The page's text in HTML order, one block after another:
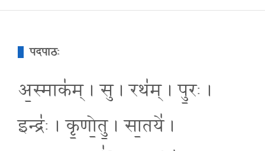
पदपाठः
अ॒स्माक॑म् । सु । रथ॑म् । पु॒रः ।
इन्द्रः॑ । कृ॒णो॒तु॒ । सा॒तये॑ ।